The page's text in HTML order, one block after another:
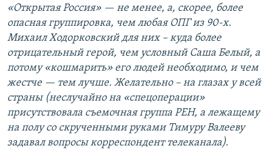
«Открытая Россия» — не менее, а, скорее, более
опасная группировка, чем любая ОПГ из 90-х.
Михаил Ходорковский для них – куда более
отрицательный герой, чем условный Саша Белый, а
потому «кошмарить» его людей необходимо, и чем
жестче — тем лучше. Желательно – на глазах у всей
страны (неслучайно на «спецоперации»
присутствовала съемочная группа РЕН, а лежащему
на полу со скрученными руками Тимуру Валееву
задавал вопросы корреспондент телеканала).